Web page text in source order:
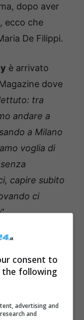
dopo aver
ecco che
De Filippi.
è arrivato
dove
tra
andare a
a Milano
voglia di
capire subito
ci
”.
consent to
the following
advertising and
and